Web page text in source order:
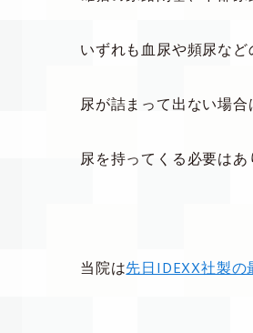
いずれも血尿や頻尿など
尿が詰まって出ない場合
尿を持ってくる必要は
当院は先日IDEXX社製の